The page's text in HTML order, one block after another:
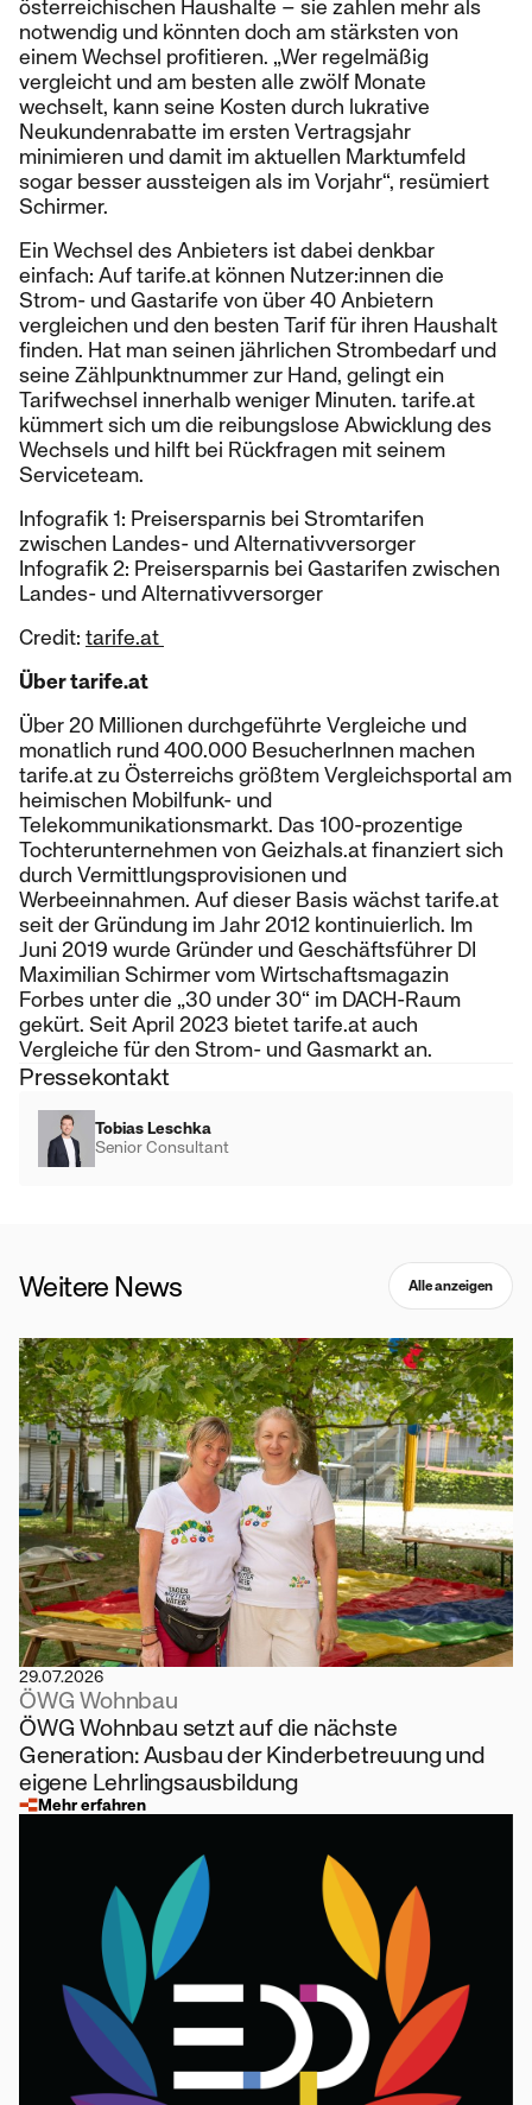
österreichischen Haushalte – sie zahlen mehr als
notwendig und könnten doch am stärksten von
einem Wechsel profitieren. „Wer regelmäßig
vergleicht und am besten alle zwölf Monate
wechselt, kann seine Kosten durch lukrative
Neukundenrabatte im ersten Vertragsjahr
minimieren und damit im aktuellen Marktumfeld
sogar besser aussteigen als im Vorjahr“, resümiert
Schirmer.
Ein Wechsel des Anbieters ist dabei denkbar
einfach: Auf tarife.at können Nutzer:innen die
Strom- und Gastarife von über 40 Anbietern
vergleichen und den besten Tarif für ihren Haushalt
finden. Hat man seinen jährlichen Strombedarf und
seine Zählpunktnummer zur Hand, gelingt ein
Tarifwechsel innerhalb weniger Minuten. tarife.at
kümmert sich um die reibungslose Abwicklung des
Wechsels und hilft bei Rückfragen mit seinem
Serviceteam.
Infografik 1: Preisersparnis bei Stromtarifen
zwischen Landes- und Alternativversorger
Infografik 2: Preisersparnis bei Gastarifen zwischen
Landes- und Alternativversorger
Credit: tarife.at
Über tarife.at
Über 20 Millionen durchgeführte Vergleiche und
monatlich rund 400.000 BesucherInnen machen
tarife.at zu Österreichs größtem Vergleichsportal am
heimischen Mobilfunk- und
Telekommunikationsmarkt. Das 100-prozentige
Tochterunternehmen von Geizhals.at finanziert sich
durch Vermittlungsprovisionen und
Werbeeinnahmen. Auf dieser Basis wächst tarife.at
seit der Gründung im Jahr 2012 kontinuierlich. Im
Juni 2019 wurde Gründer und Geschäftsführer DI
Maximilian Schirmer vom Wirtschaftsmagazin
Forbes unter die „30 under 30“ im DACH-Raum
gekürt. Seit April 2023 bietet tarife.at auch
Vergleiche für den Strom- und Gasmarkt an.
Pressekontakt
Tobias Leschka
Senior Consultant
Weitere News Alle anzeigen
29.07.2026
ÖWG Wohnbau
ÖWG Wohnbau setzt auf die nächste
Generation: Ausbau der Kinderbetreuung und
eigene Lehrlingsausbildung
Mehr erfahren